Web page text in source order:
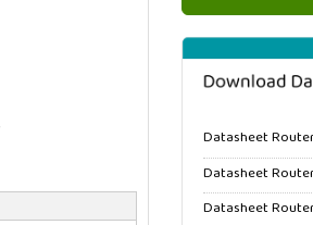
Datasheet
Datasheet
Datasheet